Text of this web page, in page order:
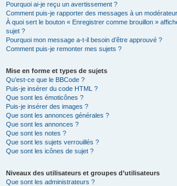
Pourquoi ai-je reçu un avertissement ?
Comment puis-je rapporter des messages à un
À quoi sert le bouton « Enregistrer comme brouillon »
sujet ?
Pourquoi mon message a-t-il besoin d’être approuvé ?
Comment puis-je remonter mes sujets ?
Mise en forme et types de sujets
Qu’est-ce que le BBCode ?
Puis-je insérer du code HTML ?
Que sont les émoticônes ?
Puis-je insérer des images ?
Que sont les annonces générales ?
Que sont les annonces ?
Que sont les notes ?
Que sont les sujets verrouillés ?
Que sont les icônes de sujet ?
Niveaux des utilisateurs et groupes d’utilisateurs
Que sont les administrateurs ?